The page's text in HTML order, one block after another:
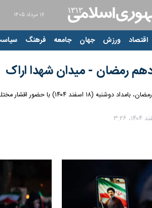
۱۶ مرداد ۱۴۰۵
اقتصاد ورزش جهان جامعه فرهنگ
رمضان - میدان شهدا اراک
اقشار مختلف مردم در میدان شهدای اراک برگزار شد.